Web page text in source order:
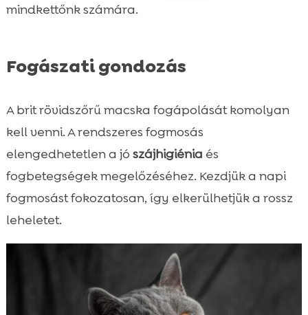
mindkettőnk számára.
Fogászati gondozás
A brit rövidszőrű macska fogápolását komolyan
kell venni. A rendszeres fogmosás
elengedhetetlen a jó szájhigiénia és
fogbetegségek megelőzéséhez. Kezdjük a napi
fogmosást fokozatosan, így elkerülhetjük a rossz
leheletet.